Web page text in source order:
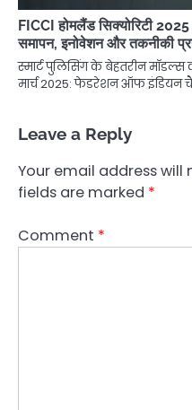
FICCI होमलैंड सिक्योरिटी
समापन, इनोवेशन और तकनीकी
स्मार्ट पुलिसिंग के बेहतरीन मॉडल्स
मार्च 2025: फेडरेशन ऑफ इंडियन
Leave a Reply
Your email address will
fields are marked *
Comment *